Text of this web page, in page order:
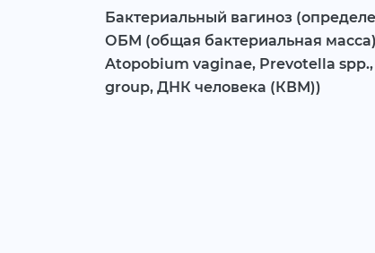
Бактериальный вагиноз
ОБМ (общая бактериальная
Atopobium vaginae, Prevotella
group, ДНК человека (КВМ))